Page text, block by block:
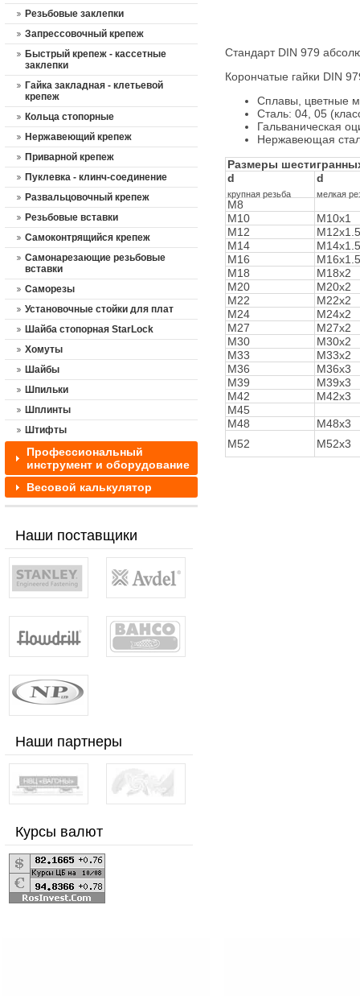
Стандарт DIN 979
Корончатые гайки DIN
Сплавы, цветные
Сталь: 04, 05
Гальваническая
Нержавеющая
Размеры
d
крупная резьба
d
мелкая
М8
М10
М10х1
М12
М12х1.5
М14
М14х1.5
М16
М16х1.5
М18
М18х2
М20
М20х2
М22
М22х2
М24
М24х2
М27
М27х2
М30
М30х2
М33
М33х2
М36
М36х3
М39
М39х3
М42
М42х3
М45
М48
М48х3
М52
М52х3
Резьбовые заклепки
Запрессовочный крепеж
Быстрый крепеж - кассетные
заклепки
Гайка закладная - клетьевой
крепеж
Кольца стопорные
Нержавеющий крепеж
Приварной крепеж
Пуклевка - клинч-соединение
Развальцовочный крепеж
Резьбовые вставки
Самоконтрящийся крепеж
Cамонарезающие резьбовые
вставки
Саморезы
Установочные стойки для плат
Шайба стопорная StarLock
Хомуты
Шайбы
Шпильки
Шплинты
Штифты
Профессиональный
инструмент и оборудование
Весовой калькулятор
Наши поставщики
Наши партнеры
Курсы валют